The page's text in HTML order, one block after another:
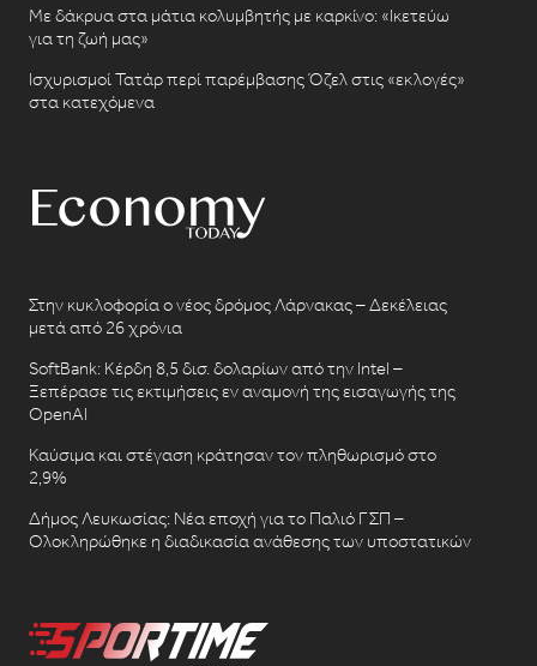
Με δάκρυα στα μάτια κολυμβητής με καρκίνο: «Ικετεύω
για τη ζωή μας»
Ισχυρισμοί Τατάρ περί παρέμβασης Όζελ στις «εκλογές»
στα κατεχόμενα
Στην κυκλοφορία ο νέος δρόμος Λάρνακας – Δεκέλειας
μετά από 26 χρόνια
SoftBank: Κέρδη 8,5 δισ. δολαρίων από την Intel –
Ξεπέρασε τις εκτιμήσεις εν αναμονή της εισαγωγής της
OpenAI
Καύσιμα και στέγαση κράτησαν τον πληθωρισμό στο
2,9%
Δήμος Λευκωσίας: Νέα εποχή για το Παλιό ΓΣΠ –
Ολοκληρώθηκε η διαδικασία ανάθεσης των υποστατικών